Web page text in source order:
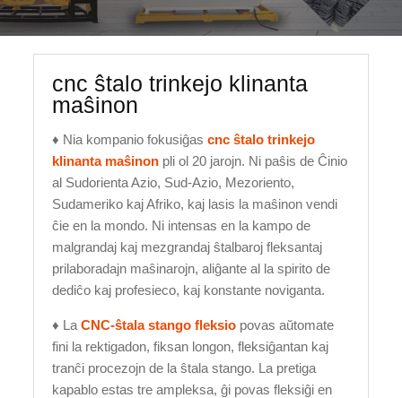
cnc ŝtalo trinkejo klinanta
maŝinon
♦ Nia kompanio fokusiĝascnc ŝtalo trinkejo
klinanta maŝinon pli ol 20 jarojn. Ni paŝis de Ĉinio
al Sudorienta Azio, Sud-Azio, Mezoriento,
Sudameriko kaj Afriko, kaj lasis la maŝinon vendi
ĉie en la mondo. Ni intensas en la kampo de
malgrandaj kaj mezgrandaj ŝtalbaroj fleksantaj
prilaboradajn maŝinarojn, aliĝante al la spirito de
dediĉo kaj profesieco, kaj konstante noviganta.
♦ LaCNC-ŝtala stango fleksio povas aŭtomate
fini la rektigadon, fiksan longon, fleksiĝantan kaj
tranĉi procezojn de la ŝtala stango. La pretiga
kapablo estas tre ampleksa, ĝi povas fleksiĝi en